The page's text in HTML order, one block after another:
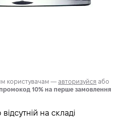
користувачам — авторизуйся або
10% на перше замовлення
на складі